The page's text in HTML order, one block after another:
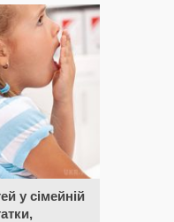
у сімейній